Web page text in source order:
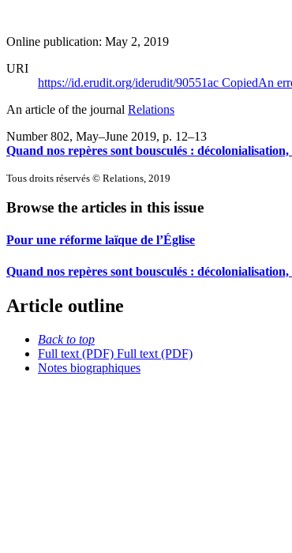
Online publication: May 2, 2019
URI
https://id.erudit.org/iderudit/90551ac CopiedAn
An article of the journal Relations
Number 802, May–June 2019, p. 12–13
Quand nos repères sont bousculés :
Tous droits réservés © Relations, 2019
Browse the articles in this issue
Pour une réforme laïque de l’Église
Quand nos repères sont bousculés :
Article outline
Back to top
Full text (PDF) Full text (PDF)
Notes biographiques